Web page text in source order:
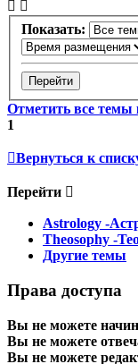
Показать:
Отметить все темы
1
Вернуться к
Перейти
Astrology -
Theosophy -
Другие темы
Права доступа
Вы не можете
Вы не можете
Вы не можете